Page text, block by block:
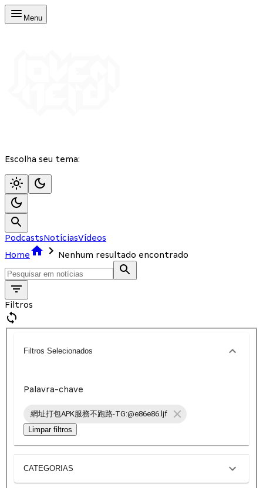
Menu
Escolha seu tema:
PodcastsNotíciasVídeos
Home
Nenhum resultado encontrado
Filtros
Filtros Selecionados
Palavra-chave
網址打包APK服務不跑路-TG:@e86e86.ljf
Limpar filtros
CATEGORIAS